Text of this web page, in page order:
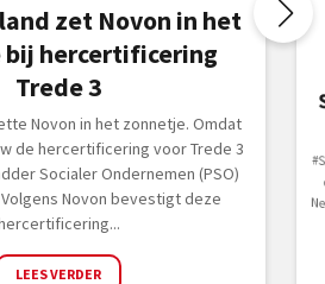
zet Novon in het
bij hercertificering
Trede 3
Novon in het zonnetje. Omdat
de hercertificering voor Trede 3
Socialer Ondernemen (PSO)
Novon bevestigt deze
LEES VERDER